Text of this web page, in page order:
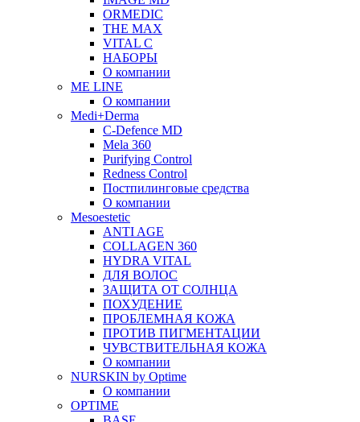
ORMEDIC
THE MAX
VITAL C
НАБОРЫ
О компании
ME LINE
О компании
Medi+Derma
C-Defence MD
Mela 360
Purifying Control
Redness Control
Постпилинговые средства
О компании
Mesoestetic
ANTI AGE
COLLAGEN 360
HYDRA VITAL
ДЛЯ ВОЛОС
ЗАЩИТА ОТ СОЛНЦА
ПОХУДЕНИЕ
ПРОБЛЕМНАЯ КОЖА
ПРОТИВ ПИГМЕНТАЦИИ
ЧУВСТВИТЕЛЬНАЯ КОЖА
О компании
NURSKIN by Optime
О компании
OPTIME